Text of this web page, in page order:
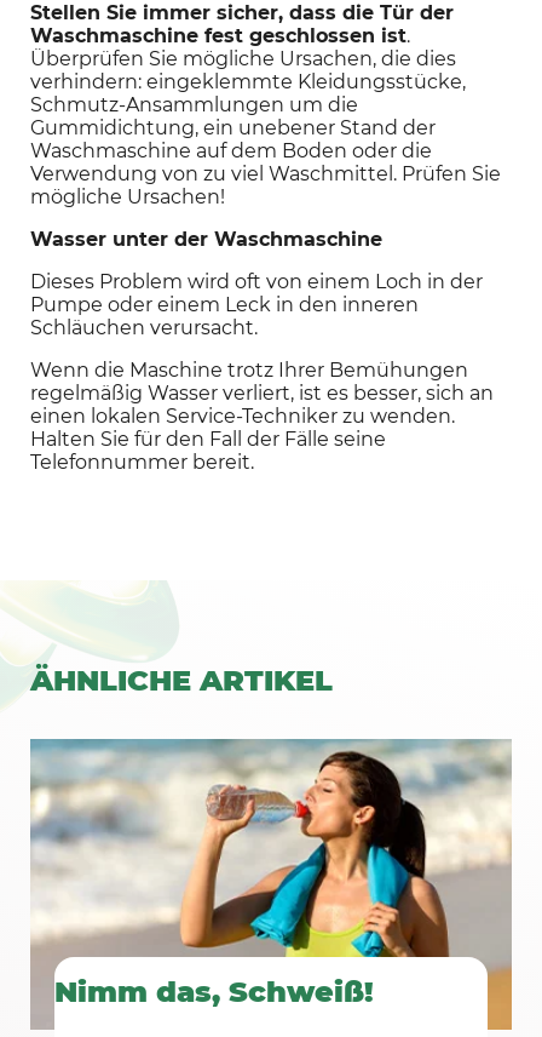
Stellen Sie immer sicher, dass die Tür der
Waschmaschine fest geschlossen ist.
Überprüfen Sie mögliche Ursachen, die dies
verhindern: eingeklemmte Kleidungsstücke,
Schmutz-Ansammlungen um die
Gummidichtung, ein unebener Stand der
Waschmaschine auf dem Boden oder die
Verwendung von zu viel Waschmittel. Prüfen Sie
mögliche Ursachen!
Wasser unter der Waschmaschine
Dieses Problem wird oft von einem Loch in der
Pumpe oder einem Leck in den inneren
Schläuchen verursacht.
Wenn die Maschine trotz Ihrer Bemühungen
regelmäßig Wasser verliert, ist es besser, sich an
einen lokalen Service-Techniker zu wenden.
Halten Sie für den Fall der Fälle seine
Telefonnummer bereit.
ÄHNLICHEARTIKEL
Nimm das, Schweiß!